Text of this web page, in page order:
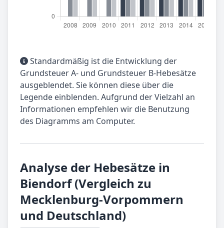
Standardmäßig ist die Entwicklung der
Grundsteuer A- und Grundsteuer B-Hebesätze
ausgeblendet. Sie können diese über die
Legende einblenden. Aufgrund der Vielzahl an
Informationen empfehlen wir die Benutzung
des Diagramms am Computer.
Analyse der Hebesätze in
Biendorf (Vergleich zu
Mecklenburg-Vorpommern
und Deutschland)